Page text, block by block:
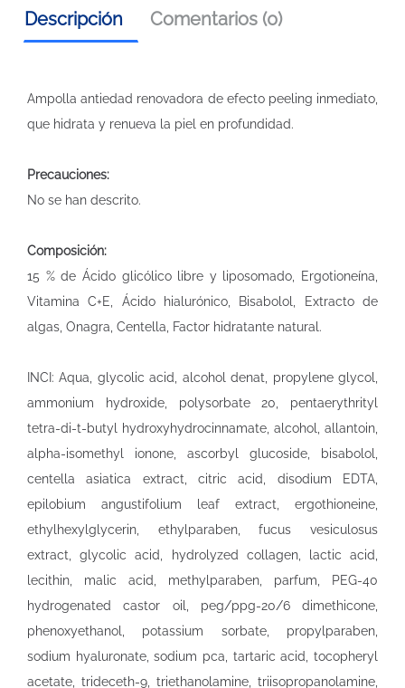
Descripción Comentarios (0)
Ampolla antiedad renovadora de efecto peeling inmediato,
que hidrata y renueva la piel en profundidad.
Precauciones:
No se han descrito.
Composición:
15 % de Ácido glicólico libre y liposomado, Ergotioneína,
Vitamina C+E, Ácido hialurónico, Bisabolol, Extracto de
algas, Onagra, Centella, Factor hidratante natural.
INCI: Aqua, glycolic acid, alcohol denat, propylene glycol,
ammonium hydroxide, polysorbate 20, pentaerythrityl
tetra-di-t-butyl hydroxyhydrocinnamate, alcohol, allantoin,
alpha-isomethyl ionone, ascorbyl glucoside, bisabolol,
centella asiatica extract, citric acid, disodium EDTA,
epilobium angustifolium leaf extract, ergothioneine,
ethylhexylglycerin, ethylparaben, fucus vesiculosus
extract, glycolic acid, hydrolyzed collagen, lactic acid,
lecithin, malic acid, methylparaben, parfum, PEG-40
hydrogenated castor oil, peg/ppg-20/6 dimethicone,
phenoxyethanol, potassium sorbate, propylparaben,
sodium hyaluronate, sodium pca, tartaric acid, tocopheryl
acetate, trideceth-9, triethanolamine, triisopropanolamine,